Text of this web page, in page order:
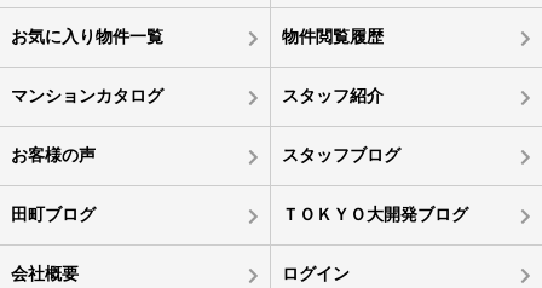
お気に入り物件一覧 物件閲覧履歴
マンションカタログ スタッフ紹介
お客様の声 スタッフブログ
田町ブログ ＴＯＫＹＯ大開発ブログ
会社概要 ログイン